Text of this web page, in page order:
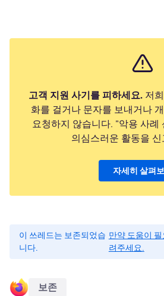
고객 지원 사기를 피하세요. 저
화를 걸거나 문자를 보내거나
요청하지 않습니다. "악용 사례
의심스러운 활동을
자세히 살펴보
이 쓰레드는 보존되었습
니다.
만약 도움이
려주세요.
보존